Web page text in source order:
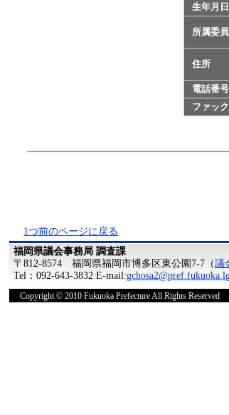
生年月日
所属委
住所
電話番号
ファッ
1つ前のページに戻る
福岡県議会事務局 調査課
〒812-8574 福岡県福岡市博多区東公園7-7（議
Tel：092-643-3832 E-mail:
Copyright © 2010 Fukuoka Prefecture All Rights Reserved